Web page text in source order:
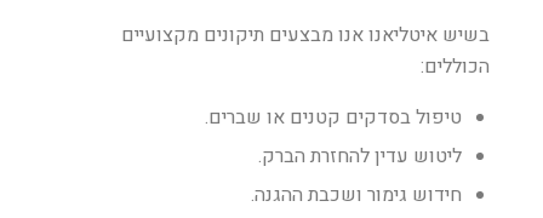
בשיש איטליאנו אנו מבצעים תיקונים מקצועיים
הכוללים:
טיפול בסדקים קטנים או שברים.
ליטוש עדין להחזרת הברק.
חידוש גימור ושכבת ההגנה.